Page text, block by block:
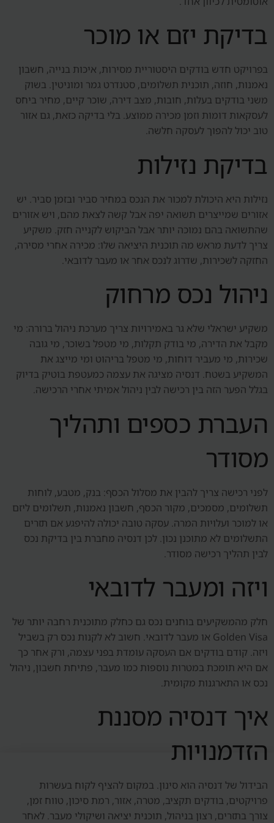
בדיקת יזם או מוכר
בפרויקט חדש בודקים היסטוריית מסירות, איכות בנייה, חשבון
נאמנות, חוזה, תוכנית תשלומים, סטנדרט גמר ומוניטין. בשוק
משני בודקים בעלות, חובות, מצב דירה, שוכר קיים, מחיר ביחס
לעסקאות דומות וזמן מכירה ממוצע. בלי בדיקה כזאת, גם אזור
טוב יכול להפוך לעסקה חלשה.
בדיקת נזילות
נזילות היא היכולת למכור את הנכס במחיר סביר ובזמן סביר. יש
אזורים שמייצרים תשואה יפה אבל קשה לצאת מהם, ויש אזורים
שהתשואה בהם נמוכה יותר אבל הביקוש לקנייה חזק. משקיע
צריך לדעת מראש מה תוכנית היציאה שלו: מכירה אחרי מסירה,
החזקה לשכירות, שדרוג לנכס אחר או מעבר לדובאי.
ניהול נכס מרחוק
משקיע ישראלי שלא גר באמירויות צריך מערכת ניהול ברורה: מי
מקבל את הדירה, מי בודק תקלות, מי מטפל בשוכר, מי גובה
שכירות, מי מעביר דוחות, מי מטפל בריהוט ומי מייצג את
המשקיע בשטח. דנסיה מציגה את עצמה כמעטפת בוטיק בדיוק
בגלל הפער הזה בין רכישה לבין ניהול אמיתי אחרי הרכישה.
העברת כספים ותהליך
מסודר
לפני רכישה צריך להבין את מסלול הכסף: בנק, מטבע, לוחות
תשלומים, מסמכים, מקור הכסף, חשבון נאמנות, תשלומים ליזם
או למוכר ועלויות המרה. עסקה טובה יכולה להיפגע אם תזרים
התשלומים לא מתוכנן נכון. לכן דנסיה מחברת בין בדיקת נכס
לבין תהליך רכישה מסודר.
ויזה ומעבר לדובאי
חלק מהמשקיעים בוחנים נכס גם כחלק מתוכנית רחבה יותר של
Golden Visa או מעבר לדובאי. חשוב לא לקנות נכס רק בשביל
ויזה. קודם בודקים אם העסקה עומדת בפני עצמה, ורק אחר כך
אם היא תומכת במטרות נוספות כמו מעבר, פתיחת חשבון, ניהול
נכס או התארגנות מקומית.
איך דנסיה מסננת
הזדמנויות
הבידול של דנסיה הוא סינון. במקום להציף לקוח בעשרות
פרויקטים, בודקים תקציב, מטרה, אזור, רמת סיכון, טווח זמן,
צורך בתזרים, רצון בניהול, תוכנית יציאה ושיקולי מעבר. לאחר